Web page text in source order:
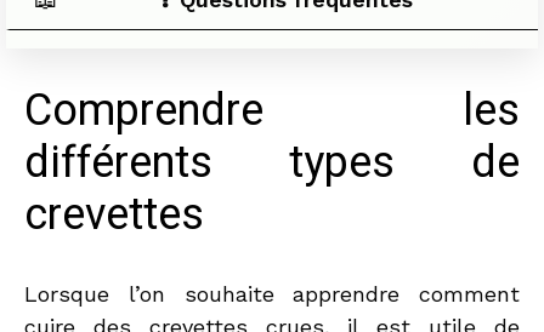
Comprendre les
différents types de
crevettes
Lorsque l’on souhaite apprendre comment
cuire des crevettes crues, il est utile de